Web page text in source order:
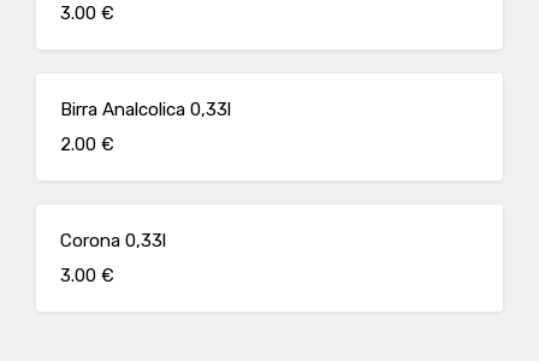
3.00 €
Birra Analcolica 0,33l
2.00 €
Corona 0,33l
3.00 €